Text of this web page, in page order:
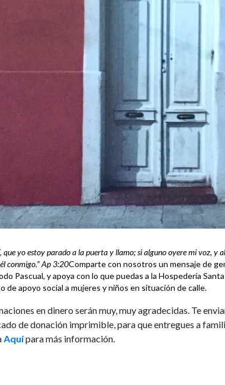
que yo estoy parado a la puerta y llamo; si alguno oyere mi voz, y
conmigo.” Ap 3:20Comparte con nosotros un mensaje de
Pascual, y apoya con lo que puedas a la Hospedería
de apoyo social a mujeres y niños en situación de calle.
en dinero serán muy, muy agradecidas. Te
de donación imprimible, para que entregues a
Aquípara más información.